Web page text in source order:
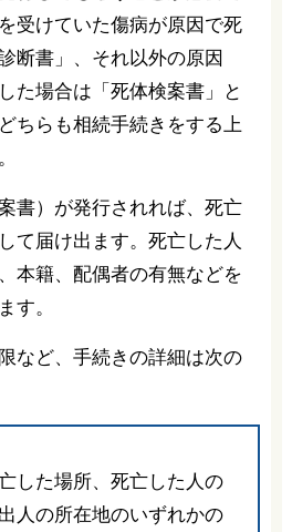
受けていた傷病が原因で死
断書」、それ以外の原因
た場合は「死体検案書」と
ちらも相続手続きをする上
書）が発行されれば、死亡
て届け出ます。死亡した人
本籍、配偶者の有無などを
す。
など、手続きの詳細は次の
した場所、死亡した人の
人の所在地のいずれかの